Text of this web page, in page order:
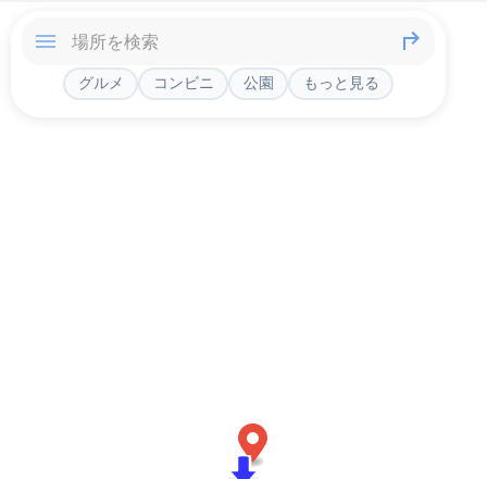
グルメ コンビニ 公園 もっと見る